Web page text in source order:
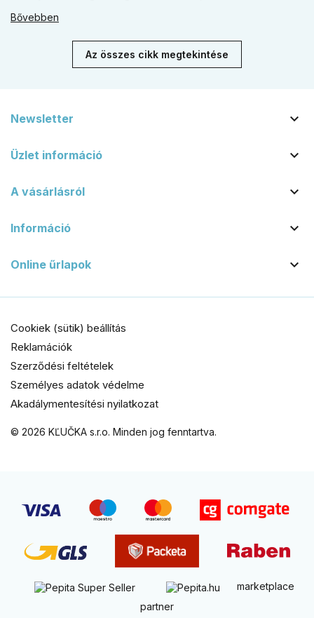
kilincs + gomb megoldást választani.
Bővebben
Az összes cikk megtekintése
Newsletter 
Üzlet információ 
A vásárlásról 
Információ 
Online űrlapok 
© 2026 KĽUČKA s.r.o. Minden jog fenntartva.
Cookiek (sütik) beállítás
Reklamációk
Szerződési feltételek
Személyes adatok védelme
Akadálymentesítési nyilatkozat
marketplace
partner